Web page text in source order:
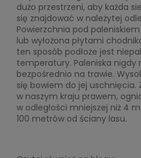
dużo przestrzeni, aby każda
się znajdować w należytej
Powierzchnia pod
lub wyłożona płytami
ten sposób podłoże jest
temperatury. Paleniska nigdy
bezpośrednio na trawie.
się bowiem do jej uschnięcia.
w naszym kraju prawem,
w odległości mniejszej niż 4
100 metrów od ściany lasu.